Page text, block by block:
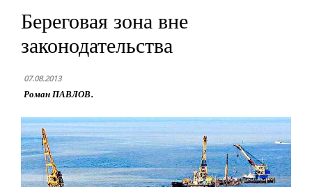
Береговая зона вне
законодательства
07.08.2013
Роман ПАВЛОВ.